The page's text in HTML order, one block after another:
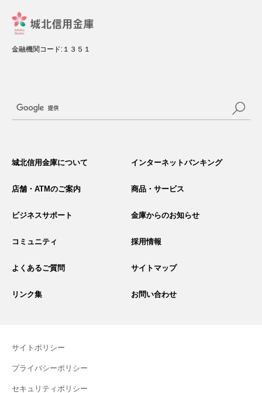
金融機関コード:１３５１
城北信用金庫について インターネットバンキング
店舗・ATMのご案内 商品・サービス
ビジネスサポート 金庫からのお知らせ
コミュニティ 採用情報
よくあるご質問 サイトマップ
リンク集 お問い合わせ
サイトポリシー
プライバシーポリシー
セキュリティポリシー